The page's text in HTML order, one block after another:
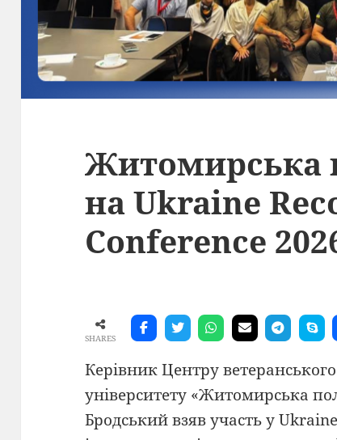
Житомирська
на Ukraine
Conference
SHARES
Керівник Центру
університету «Житомирська
Бродський взяв участь у